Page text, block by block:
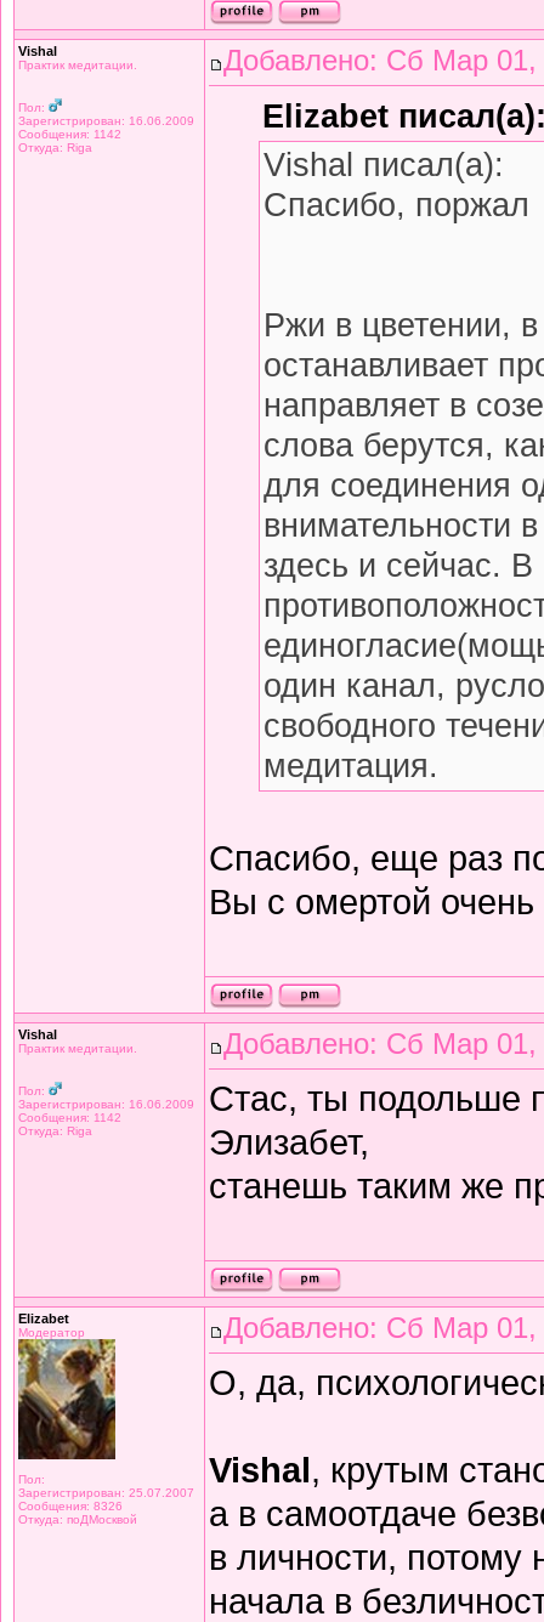
Vishal
Практик медитации.
Пол:
Зарегистрирован: 16.06.2009
Сообщения: 1142
Откуда: Riga
Добавлено: Сб Мар 01,
Elizabet
Vishal писал(а):
Спасибо, поржал
Ржи в цветении,
останавливает
направляет в
слова берутся,
для соединения
внимательности
здесь и сейчас. В
один канал,
свободного
медитация.
Спасибо, еще раз
Вы с омертой
Vishal
Практик медитации.
Пол:
Зарегистрирован: 16.06.2009
Сообщения: 1142
Откуда: Riga
Добавлено: Сб Мар 01,
Стас, ты подольше
Элизабет,
станешь таким же
Elizabet
Модератор
Пол:
Зарегистрирован: 25.07.2007
Сообщения: 8326
Откуда: поДМосквой
Добавлено: Сб Мар 01,
О, да,
Vishal, крутым
а в самоотдаче
в личности, потому
начала в